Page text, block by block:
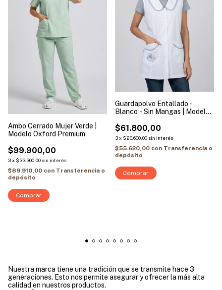
Ambo Cerrado Mujer Verde |
Modelo Oxford Premium
$99.900,00
3x $33.300,00 sin interés
$89.910,00 con Transferencia o
depósito
Comprar
Guardapolvo Entallado -
Blanco - Sin Mangas | Modelo
$61.800,00
3x $20.600,00 sin interés
$55.620,00 con Transferencia o
depósito
Comprar
Nuestra marca tiene una tradición que se transmite hace 3
generaciones. Esto nos permite asegurar y ofrecer la más alta
calidad en nuestros productos.